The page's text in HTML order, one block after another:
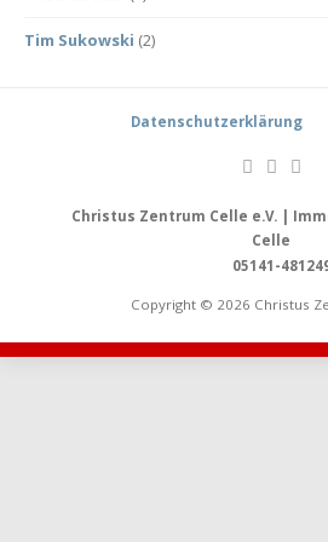
Tim Sukowski (2)
Datenschutzerklärung
Christus Zentrum Celle e.V. |
Celle
05141-
Copyright © 2026 Christus